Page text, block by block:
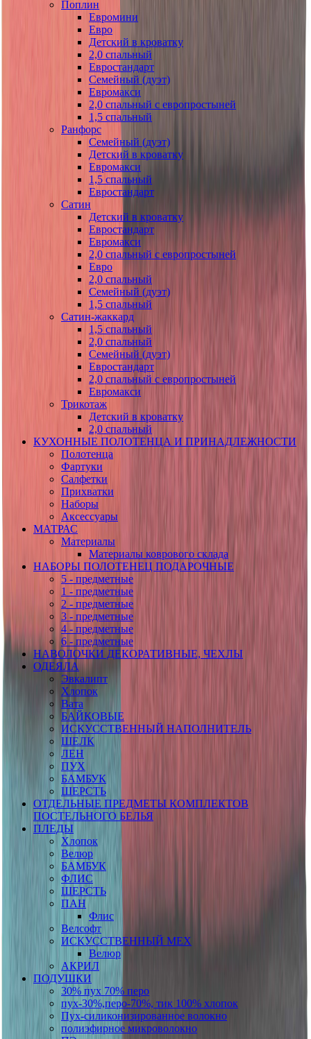
Поплин
Евромини
Евро
Детский в кроватку
2,0 спальный
Евростандарт
Семейный (дуэт)
Евромакси
2,0 спальный с европростыней
1,5 спальный
Ранфорс
Семейный (дуэт)
Детский в кроватку
Евромакси
1,5 спальный
Евростандарт
Сатин
Детский в кроватку
Евростандарт
Евромакси
2,0 спальный с европростыней
Евро
2,0 спальный
Семейный (дуэт)
1,5 спальный
Сатин-жаккард
1,5 спальный
2,0 спальный
Семейный (дуэт)
Евростандарт
2,0 спальный с европростыней
Евромакси
Трикотаж
Детский в кроватку
2,0 спальный
КУХОННЫЕ ПОЛОТЕНЦА И ПРИНАДЛЕЖНОСТИ
Полотенца
Фартуки
Салфетки
Прихватки
Наборы
Аксессуары
МАТРАС
Материалы
Материалы коврового склада
НАБОРЫ ПОЛОТЕНЕЦ ПОДАРОЧНЫЕ
5 - предметные
1 - предметные
2 - предметные
3 - предметные
4 - предметные
6 - предметные
НАВОЛОЧКИ ДЕКОРАТИВНЫЕ, ЧЕХЛЫ
ОДЕЯЛА
Эвкалипт
Хлопок
Вата
БАЙКОВЫЕ
ИСКУССТВЕННЫЙ НАПОЛНИТЕЛЬ
ШЕЛК
ЛЕН
ПУХ
БАМБУК
ШЕРСТЬ
ОТДЕЛЬНЫЕ ПРЕДМЕТЫ КОМПЛЕКТОВ
ПОСТЕЛЬНОГО БЕЛЬЯ
ПЛЕДЫ
Хлопок
Велюр
БАМБУК
ФЛИС
ШЕРСТЬ
ПАН
Флис
Велсофт
ИСКУССТВЕННЫЙ МЕХ
Велюр
АКРИЛ
ПОДУШКИ
30% пух 70% перо
пух-30%,перо-70%, тик 100% хлопок
Пух-силиконизированное волокно
полиэфирное микроволокно